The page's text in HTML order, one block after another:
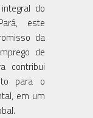
do
este
da
de
contribui
para o
em um